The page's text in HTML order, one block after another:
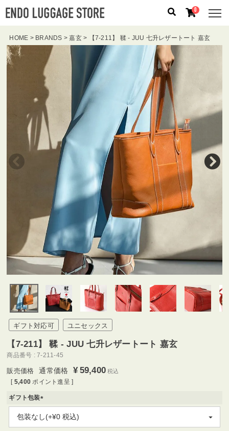
人気のキーワード：誕生日プレゼント
フリクエン タ
ー/ 機内持込
カテゴリから探す
ブランドから探す
容量から探す
泊数から探す
円 〜
検索する
0
HOME BRANDS 嘉玄 【7-211】 鞣 - JUU 七升レザートート 嘉玄
ギフト対応可 ユニセックス
【7-211】 鞣 - JUU 七升レザートート 嘉玄
商品番号 7-211-45
通常価格 ¥59,400 税込
[ 5,400 ポイント進呈 ]
ギフト包装
(
必
須